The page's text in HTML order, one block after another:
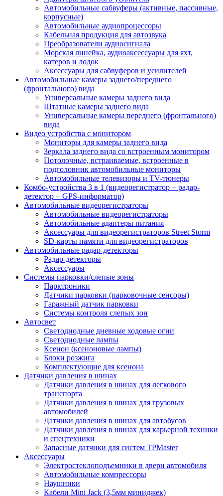
Автомобильные сабвуферы (активные, пассивные,
корпусные)
Автомобильные аудиопроцессоры
Кабельная продукция для автозвука
Преобразователи аудиосигнала
Морская линейка, аудиоаксессуары для яхт,
катеров и лодок
Аксессуары для сабвуферов и усилителей
Автомобильные камеры заднего/переднего
(фронтального) вида
Универсальные камеры заднего вида
Штатные камеры заднего вида
Универсальные камеры переднего (фронтального)
вида
Видео устройства c монитором
Мониторы для камеры заднего вида
Зеркала заднего вида со встроенным монитором
Потолочные, встраиваемые, встроенные в
подголовник автомобильные мониторы
Автомобильные телевизоры и TV-тюнеры
Комбо-устройства 3 в 1 (видеорегистратор + радар-
детектор + GPS-информатор)
Автомобильные видеорегистраторы
Автомобильные видеорегистраторы
Автомобильные адаптеры питания
Аксессуары для видеорегистраторов Street Storm
SD-карты памяти для видеорегистраторов
Автомобильные радар-детекторы
Радар-детекторы
Аксессуары
Системы парковки/слепые зоны
Парктроники
Датчики парковки (парковочные сенсоры)
Гаражный датчик парковки
Системы контроля слепых зон
Автосвет
Светодиодные дневные ходовые огни
Светодиодные лампы
Ксенон (ксеноновые лампы)
Блоки розжига
Комплектующие для ксенона
Датчики давления в шинах
Датчики давления в шинах для легкового
транспорта
Датчики давления в шинах для грузовых
автомобилей
Датчики давления в шинах для автобусов
Датчики давления в шинах для карьерной техники
и спецтехники
Запасные датчики для систем TPMaster
Аксессуары
Электростеклоподъемники в двери автомобиля
Автомобильные компрессоры
Наушники
Кабели Mini Jack (3,5мм миниджек)